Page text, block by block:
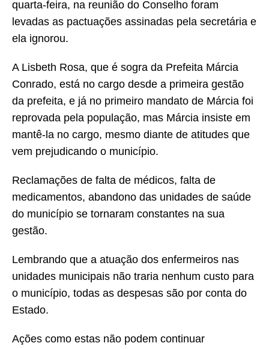
quarta-feira, na reunião do Conselho foram
levadas as pactuações assinadas pela secretária e
ela ignorou.
A Lisbeth Rosa, que é sogra da Prefeita Márcia
Conrado, está no cargo desde a primeira gestão
da prefeita, e já no primeiro mandato de Márcia foi
reprovada pela população, mas Márcia insiste em
mantê-la no cargo, mesmo diante de atitudes que
vem prejudicando o município.
Reclamações de falta de médicos, falta de
medicamentos, abandono das unidades de saúde
do município se tornaram constantes na sua
gestão.
Lembrando que a atuação dos enfermeiros nas
unidades municipais não traria nenhum custo para
o município, todas as despesas são por conta do
Estado.
Ações como estas não podem continuar